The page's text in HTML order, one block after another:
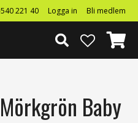
221 40 Logga in Bli medlem
Baby